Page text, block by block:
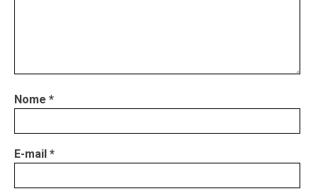
Nome *
E-mail *